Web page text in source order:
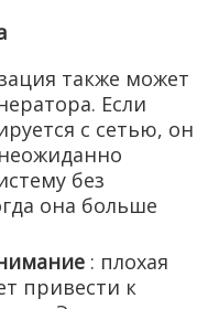
также может
Если
с сетью, он
без
она больше
: плохая
привести к